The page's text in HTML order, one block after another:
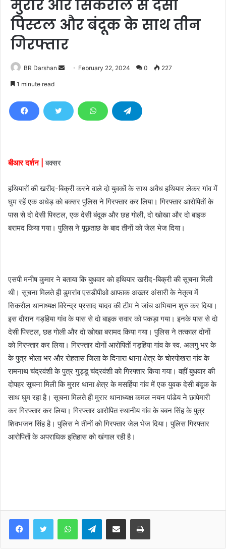
मुरार और सिकराैल से देसी
पिस्टल और बंदूक के साथ तीन
गिरफ्तार
BR Darshan
d
l
February 22, 2024 0 227
1 minute read
बीआर दर्शन | बक्सर
हथियाराें की खरीद-बिक्री करने वाले दाे युवकाें के साथ अवैध हथियार लेकर गांव में
घुम रहें एक अधेड़ काे बक्सर पुलिस ने गिरफ्तार कर लिया। गिरफ्तार आराेपिताें के
पास से दाे देसी पिस्टल, एक देसी बंदूक और छह गाेली, दाे खाेखा और दाे बाइक
बरामद किया गया। पुलिस ने पूछताछ के बाद तीनाें काे जेल भेज दिया।
एसपी मनीष कुमार ने बताया कि बुधवार काे हथियार खरीद-बिक्री की सूचना मिली
थी। सूचना मिलते ही डुमरांव एसडीपीओ आफाक अख्तर अंसारी के नेतृत्व में
सिकराैल थानाध्यक्ष विरेन्द्र प्रसाद यादव की टीम ने जांच अभियान शुरु कर दिया।
इस दाैरान गड़हिया गांव के पास से दाे बाइक सवार काे पकड़ा गया। इनके पास से दाे
देसी पिस्टल, छह गाेली और दाे खाेखा बरामद किया गया। पुलिस ने तत्काल दाेनाें
काे गिरफ्तार कर लिया। गिरफ्तार दाेनाें आरोपितों गड़हिया गांव के स्व. अलगु भर के
के पुत्र भाेला भर और राेहतास जिला के दिनारा थाना क्षेत्र के चाेरपाेखरा गांव के
रामनाथ चंद्रवंशी के पुत्र गुड्डू चंद्रवंशी काे गिरफ्तार किया गया। वहीं बुधवार की
दाेपहर सूचना मिली कि मुरार थाना क्षेत्र के मसर्हिया गांव में एक युवक देसी बंदूक के
साथ घुम रहा है। सूचना मिलते ही मुरार थानाध्यक्ष कमल नयन पांडेय ने छापेमारी
कर गिरफ्तार कर लिया। गिरफ्तार आरोपित स्थानीय गांव के बबन सिंह के पुत्र
शिवभजन सिंह है। पुलिस ने तीनाें काे गिरफ्तार जेल भेज दिया। पुलिस गिरफ्तार
आरोपिताें के अपराधिक इतिहास काे खंगाल रही है।
Telegram